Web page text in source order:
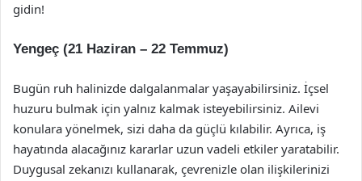
gidin!
Yengeç (21 Haziran – 22 Temmuz)
Bugün ruh halinizde dalgalanmalar yaşayabilirsiniz. İçsel
huzuru bulmak için yalnız kalmak isteyebilirsiniz. Ailevi
konulara yönelmek, sizi daha da güçlü kılabilir. Ayrıca, iş
hayatında alacağınız kararlar uzun vadeli etkiler yaratabilir.
Duygusal zekanızı kullanarak, çevrenizle olan ilişkilerinizi